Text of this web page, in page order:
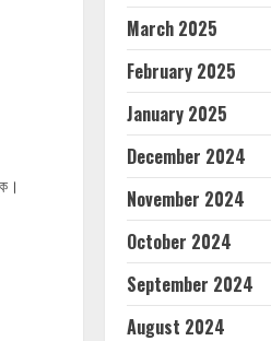
March 2025
February 2025
January 2025
December 2024
November 2024
October 2024
September 2024
August 2024